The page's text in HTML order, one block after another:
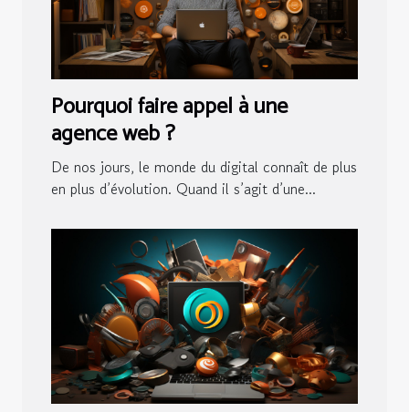
Pourquoi faire appel à une
agence web ?
De nos jours, le monde du digital connaît de plus
en plus d’évolution. Quand il s’agit d’une...